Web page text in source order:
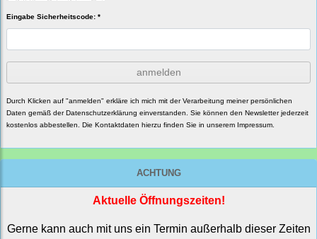
Eingabe Sicherheitscode: *
anmelden
Durch Klicken auf "anmelden" erkläre ich mich mit der Verarbeitung meiner persönlichen
Daten gemäß der Datenschutzerklärung einverstanden. Sie können den Newsletter jederzeit
kostenlos abbestellen. Die Kontaktdaten hierzu finden Sie in unserem Impressum.
ACHTUNG
Aktuelle Öffnungszeiten!
Gerne kann auch mit uns ein Termin außerhalb dieser Zeiten